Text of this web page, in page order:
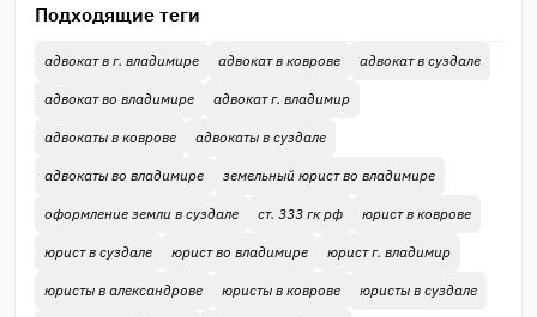
Подходящие теги
адвокат в г. владимире адвокат в коврове адвокат в суздале
адвокат во владимире адвокат г. владимир
адвокаты в коврове адвокаты в суздале
адвокаты во владимире земельный юрист во владимире
оформление земли в суздале ст. 333 гк рф юрист в коврове
юрист в суздале юрист во владимире юрист г. владимир
юристы в александрове юристы в коврове юристы в суздале